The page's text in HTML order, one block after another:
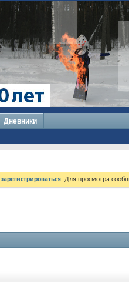
Дневники
зарегистрироваться. Для просмотра